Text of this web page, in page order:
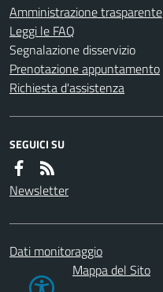
Amministrazione trasparente
Leggi le FAQ
Segnalazione disservizio
Prenotazione appuntamento
Richiesta d'assistenza
SEGUICI SU
Newsletter
Dati monitoraggio
Mappa del Sito